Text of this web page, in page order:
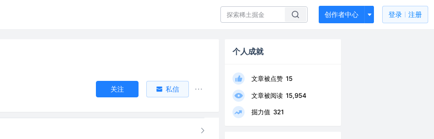
创作者中心 登录 注册
关注 私信
个人成就
文章被点赞 15
文章被阅读 15,954
掘力值 321